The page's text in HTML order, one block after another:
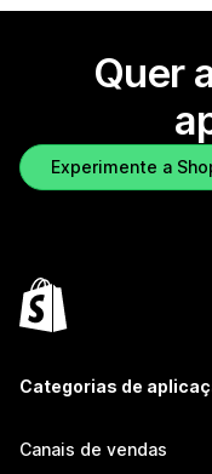
Quer
Experimente a
Categorias de
Canais de vendas